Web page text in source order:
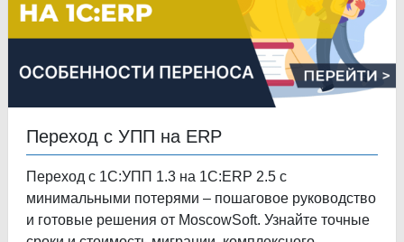
Переход с УПП на ERP
Переход с 1С:УПП 1.3 на 1С:ERP 2.5 с
минимальными потерями – пошаговое руководство
и готовые решения от MoscowSoft. Узнайте точные